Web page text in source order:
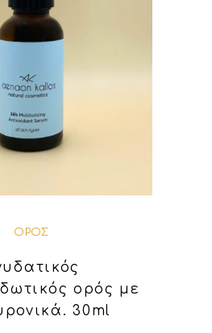
ΟΡΌΣ
ορός με
30ml